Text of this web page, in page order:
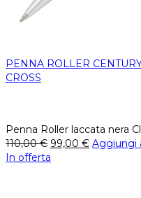
PENNA ROLLER
CROSS
Penna Roller laccata nera
110,00€ 99,00 € Aggiungi
In offerta